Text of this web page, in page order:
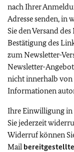
nach Ihrer
Adresse senden, in
Sie den Versand
Bestätigung des
zum Newsletter-
Newsletter-
nicht innerhalb von
Informationen
Ihre Einwilligung in
Sie jederzeit
Widerruf können
Mail